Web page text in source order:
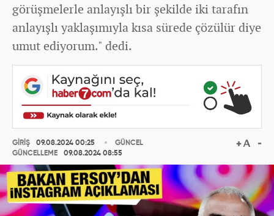
görüşmelerle anlayışlı bir şekilde iki tarafın
anlayışlı yaklaşımıyla kısa sürede çözülür diye
umut ediyorum." dedi.
GİRİŞ
09.08.2024 00:25
GÜNCELLEME
09.08.2024 08:55
GÜNCEL